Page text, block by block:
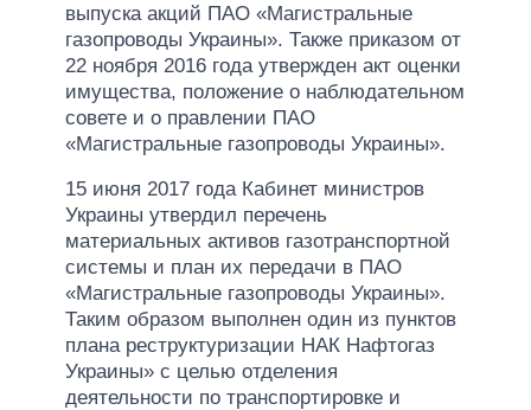
выпуска акций ПАО «Магистральные
газопроводы Украины». Также приказом от
22 ноября 2016 года утвержден акт оценки
имущества, положение о наблюдательном
совете и о правлении ПАО
«Магистральные газопроводы Украины».
15 июня 2017 года Кабинет министров
Украины утвердил перечень
материальных активов газотранспортной
системы и план их передачи в ПАО
«Магистральные газопроводы Украины».
Таким образом выполнен один из пунктов
плана реструктуризации НАК Нафтогаз
Украины» с целью отделения
деятельности по транспортировке и